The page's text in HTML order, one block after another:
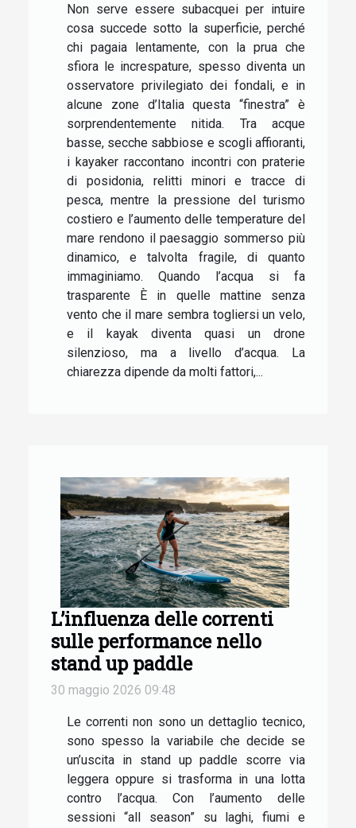
Non serve essere subacquei per intuire
cosa succede sotto la superficie, perché
chi pagaia lentamente, con la prua che
sfiora le increspature, spesso diventa un
osservatore privilegiato dei fondali, e in
alcune zone d’Italia questa “finestra” è
sorprendentemente nitida. Tra acque
basse, secche sabbiose e scogli affioranti,
i kayaker raccontano incontri con praterie
di posidonia, relitti minori e tracce di
pesca, mentre la pressione del turismo
costiero e l’aumento delle temperature del
mare rendono il paesaggio sommerso più
dinamico, e talvolta fragile, di quanto
immaginiamo. Quando l’acqua si fa
trasparente È in quelle mattine senza
vento che il mare sembra togliersi un velo,
e il kayak diventa quasi un drone
silenzioso, ma a livello d’acqua. La
chiarezza dipende da molti fattori,...
L’influenza delle correnti
sulle performance nello
stand up paddle
30 maggio 2026 09:48
Le correnti non sono un dettaglio tecnico,
sono spesso la variabile che decide se
un’uscita in stand up paddle scorre via
leggera oppure si trasforma in una lotta
contro l’acqua. Con l’aumento delle
sessioni “all season” su laghi, fiumi e